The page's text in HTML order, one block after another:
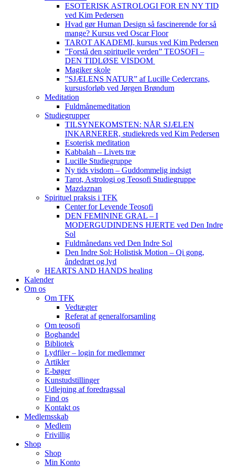
ESOTERISK ASTROLOGI FOR EN NY TID
ved Kim Pedersen
Hvad gør Human Design så fascinerende for så
mange? Kursus ved Oscar Floor
TAROT AKADEMI, kursus ved Kim Pedersen
”Forstå den spirituelle verden” TEOSOFI –
DEN TIDLØSE VISDOM
Magiker skole
”SJÆLENS NATUR” af Lucille Cedercrans,
kursusforløb ved Jørgen Brøndum
Meditation
Fuldmånemeditation
Studiegrupper
TILSYNEKOMSTEN: NÅR SJÆLEN
INKARNERER, studiekreds ved Kim Pedersen
Esoterisk meditation
Kabbalah – Livets træ
Lucille Studiegruppe
Ny tids visdom – Guddommelig indsigt
Tarot, Astrologi og Teosofi Studiegruppe
Mazdaznan
Spirituel praksis i TFK
Center for Levende Teosofi
DEN FEMININE GRAL – I
MODERGUDINDENS HJERTE ved Den Indre
Sol
Fuldmånedans ved Den Indre Sol
Den Indre Sol: Holistisk Motion – Qi gong,
åndedræt og lyd
HEARTS AND HANDS healing
Kalender
Om os
Om TFK
Vedtægter
Referat af generalforsamling
Om teosofi
Boghandel
Bibliotek
Lydfiler – login for medlemmer
Artikler
E-bøger
Kunstudstillinger
Udlejning af foredragssal
Find os
Kontakt os
Medlemsskab
Medlem
Frivillig
Shop
Shop
Min Konto